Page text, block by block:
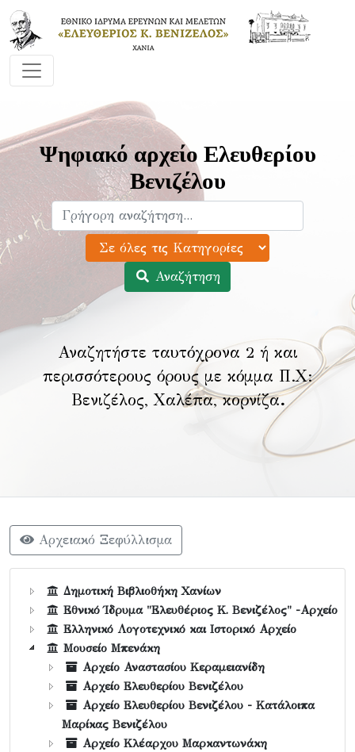
Ψηφιακό αρχείο Ελευθερίου
Βενιζέλου
Αναζήτηση
Αναζητήστε ταυτόχρονα 2 ή και
περισσότερους όρους με κόμμα Π.Χ:
Βενιζέλος, Χαλέπα, κορνίζα.
Αρχειακό Ξεφύλλισμα
Δημοτική Βιβλιοθήκη Χανίων
Εθνικό Ίδρυμα "Ελευθέριος Κ. Βενιζέλος" -Αρχείο
Ελληνικό Λογοτεχνικό και Ιστορικό Αρχείο
Μουσείο Μπενάκη
Αρχείο Αναστασίου Κεραμειανίδη
Αρχείο Ελευθερίου Βενιζέλου
Αρχείο Ελευθερίου Βενιζέλου - Κατάλοιπα
Μαρίκας Βενιζέλου
Αρχείο Κλέαρχου Μαρκαντωνάκη